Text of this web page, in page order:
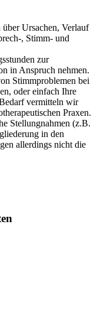
Ursachen, Verlauf
, Stimm- und
zur
in Anspruch nehmen.
Stimmproblemen bei
oder einfach Ihre
vermitteln wir
Praxen.
Stellungnahmen (z.B.
in den
allerdings nicht die